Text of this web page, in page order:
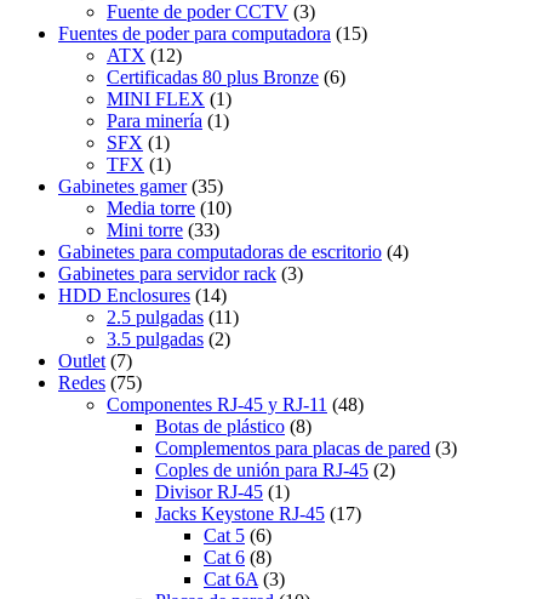
Fuente de poder CCTV (3)
Fuentes de poder para computadora (15)
ATX (12)
Certificadas 80 plus Bronze (6)
MINI FLEX (1)
Para minería (1)
SFX (1)
TFX (1)
Gabinetes gamer (35)
Media torre (10)
Mini torre (33)
Gabinetes para computadoras de escritorio (4)
Gabinetes para servidor rack (3)
HDD Enclosures (14)
2.5 pulgadas (11)
3.5 pulgadas (2)
Outlet (7)
Redes (75)
Componentes RJ-45 y RJ-11 (48)
Botas de plástico (8)
Complementos para placas de pared (3)
Coples de unión para RJ-45 (2)
Divisor RJ-45 (1)
Jacks Keystone RJ-45 (17)
Cat 5 (6)
Cat 6 (8)
Cat 6A (3)